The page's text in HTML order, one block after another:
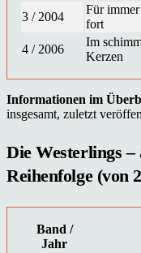
3 / 2004
Für
fort
4 / 2006
Im
Kerzen
Informationen im
insgesamt, zuletzt
Die Westerlings
Reihenfolge (von
Band /
Jahr